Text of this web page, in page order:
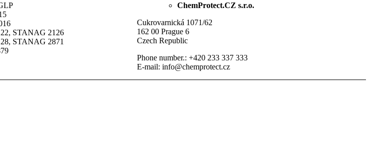
STANAG 2126
STANAG 2871
ChemProtect.CZ s.r.o.
Cukrovarnická 1071/62
162 00 Prague 6
Czech Republic
Phone number.: +420 233 337 333
E‑mail: info@chemprotect.cz